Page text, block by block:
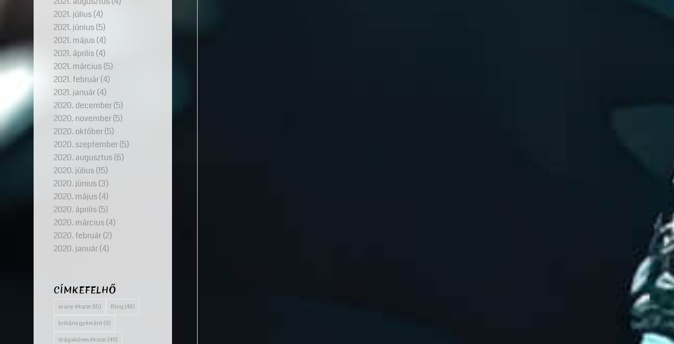
2021. július(4)
2021. június(5)
2021. május(4)
2021. április(4)
2021. március(5)
2021. február(4)
2021. január(4)
2020. december(5)
2020. november(5)
2020. október(5)
2020. szeptember(5)
2020. augusztus(6)
2020. július(15)
2020. június(3)
2020. május(4)
2020. április(5)
2020. március(4)
2020. február(2)
2020. január(4)
CÍMKEFELHŐ
arany ékszer (15) Blog (46)
briliáns gyémánt (9)
drágaköves ékszer (49)